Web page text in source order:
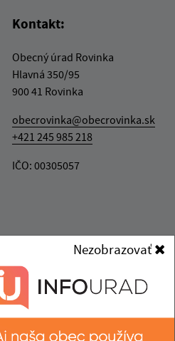
Nezobrazovať
Kontakt:
Obecný úrad Rovinka
Hlavná 350/95
900 41 Rovinka
obecrovinka@obecrovinka.sk
+421 245 985 218
IČO: 00305057